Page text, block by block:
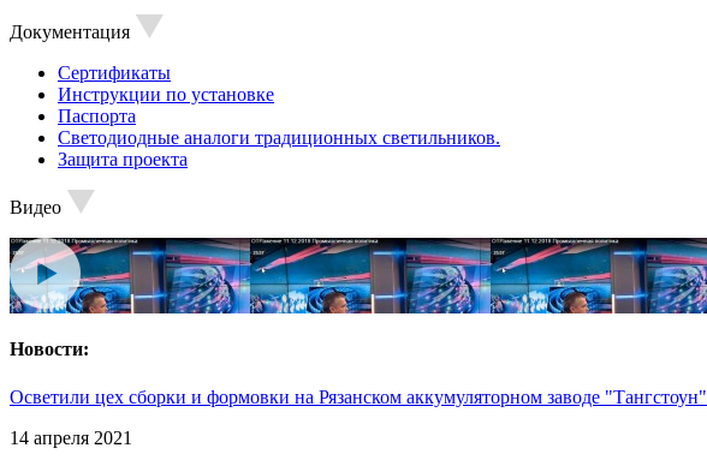
Документация
Сертификаты
Инструкции по установке
Паспорта
Светодиодные аналоги традиционных светильников.
Защита проекта
Видео
Новости:
Осветили цех сборки и формовки на Рязанском аккумуляторном заводе "Тангстоун"
14 апреля 2021